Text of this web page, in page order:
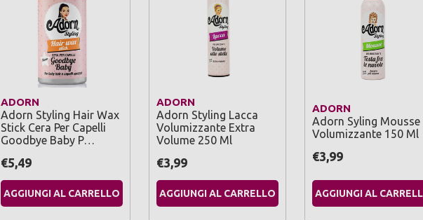
ADORN
Adorn Styling Hair Wax
Stick Cera Per Capelli
Goodbye Baby P…
€5,49
AGGIUNGI AL CARRELLO
ADORN
Adorn Styling Lacca
Volumizzante Extra
Volume 250 Ml
€3,99
AGGIUNGI AL CARRELLO
ADORN
Adorn Syling Mousse
Volumizzante 150 Ml
€3,99
AGGIUNGI AL